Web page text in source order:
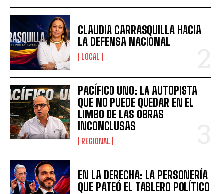
CLAUDIA CARRASQUILLA HACIA
LA DEFENSA NACIONAL
LOCAL
PACÍFICO UNO: LA AUTOPISTA
QUE NO PUEDE QUEDAR EN EL
LIMBO DE LAS OBRAS
INCONCLUSAS
REGIONAL
EN LA DERECHA: LA PERSONERÍA
QUE PATEÓ EL TABLERO POLÍTICO